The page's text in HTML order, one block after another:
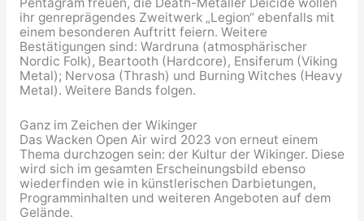
ihr genreprägendes Zweitwerk „Legion“ ebenfalls mit
einem besonderen Auftritt feiern. Weitere
Bestätigungen sind: Wardruna (atmosphärischer
Nordic Folk), Beartooth (Hardcore), Ensiferum (Viking
Metal); Nervosa (Thrash) und Burning Witches (Heavy
Metal). Weitere Bands folgen.
Ganz im Zeichen der Wikinger
Das Wacken Open Air wird 2023 von erneut einem
Thema durchzogen sein: der Kultur der Wikinger. Diese
wird sich im gesamten Erscheinungsbild ebenso
wiederfinden wie in künstlerischen Darbietungen,
Programminhalten und weiteren Angeboten auf dem
Gelände.